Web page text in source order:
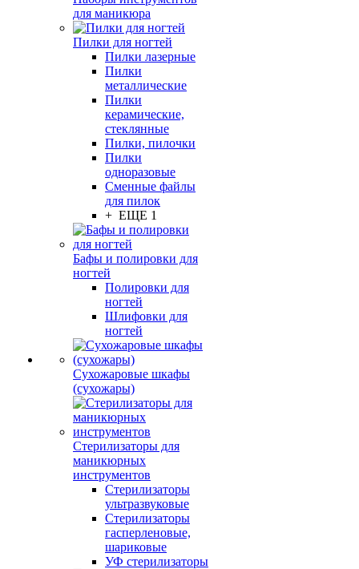
для маникюра
Пилки для ногтей
Пилки лазерные
Пилки
металлические
Пилки
керамические,
стеклянные
Пилки, пилочки
Пилки
одноразовые
Сменные файлы
для пилок
+ ЕЩЕ 1
Бафы и полировки для
ногтей
Полировки для
ногтей
Шлифовки для
ногтей
Сухожаровые шкафы
(сухожары)
Стерилизаторы для
маникюрных
инструментов
Стерилизаторы
ультразвуковые
Стерилизаторы
гасперленовые,
шариковые
УФ стерилизаторы